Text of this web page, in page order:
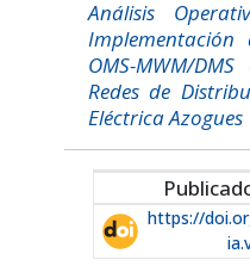
Análisis
Implementación
OMS-MWM/
Redes de
Eléctrica Azogues
https://